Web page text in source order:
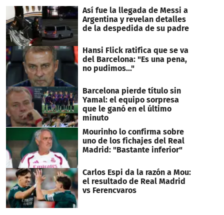
Así fue la llegada de Messi a
Argentina y revelan detalles
de la despedida de su padre
Hansi Flick ratifica que se va
del Barcelona: "Es una pena,
no pudimos..."
Barcelona pierde título sin
Yamal: el equipo sorpresa
que le ganó en el último
minuto
Mourinho lo confirma sobre
uno de los fichajes del Real
Madrid: "Bastante inferior"
Carlos Espi da la razón a Mou:
el resultado de Real Madrid
vs Ferencvaros